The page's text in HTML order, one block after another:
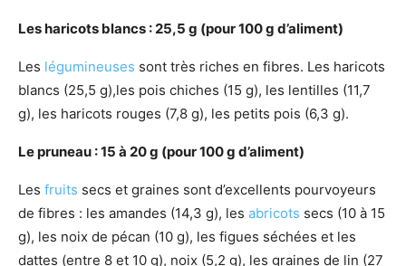
Les haricots blancs : 25,5 g (pour 100 g d’aliment)
Les légumineuses sont très riches en fibres. Les haricots
blancs (25,5 g),les pois chiches (15 g), les lentilles (11,7
g), les haricots rouges (7,8 g), les petits pois (6,3 g).
Le pruneau : 15 à 20 g (pour 100 g d’aliment)
Les fruits secs et graines sont d’excellents pourvoyeurs
de fibres : les amandes (14,3 g), les abricots secs (10 à 15
g), les noix de pécan (10 g), les figues séchées et les
dattes (entre 8 et 10 g), noix (5,2 g), les graines de lin (27